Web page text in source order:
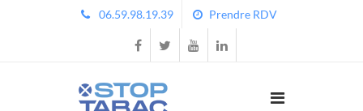
06.59.98.19.39 Prendre RDV